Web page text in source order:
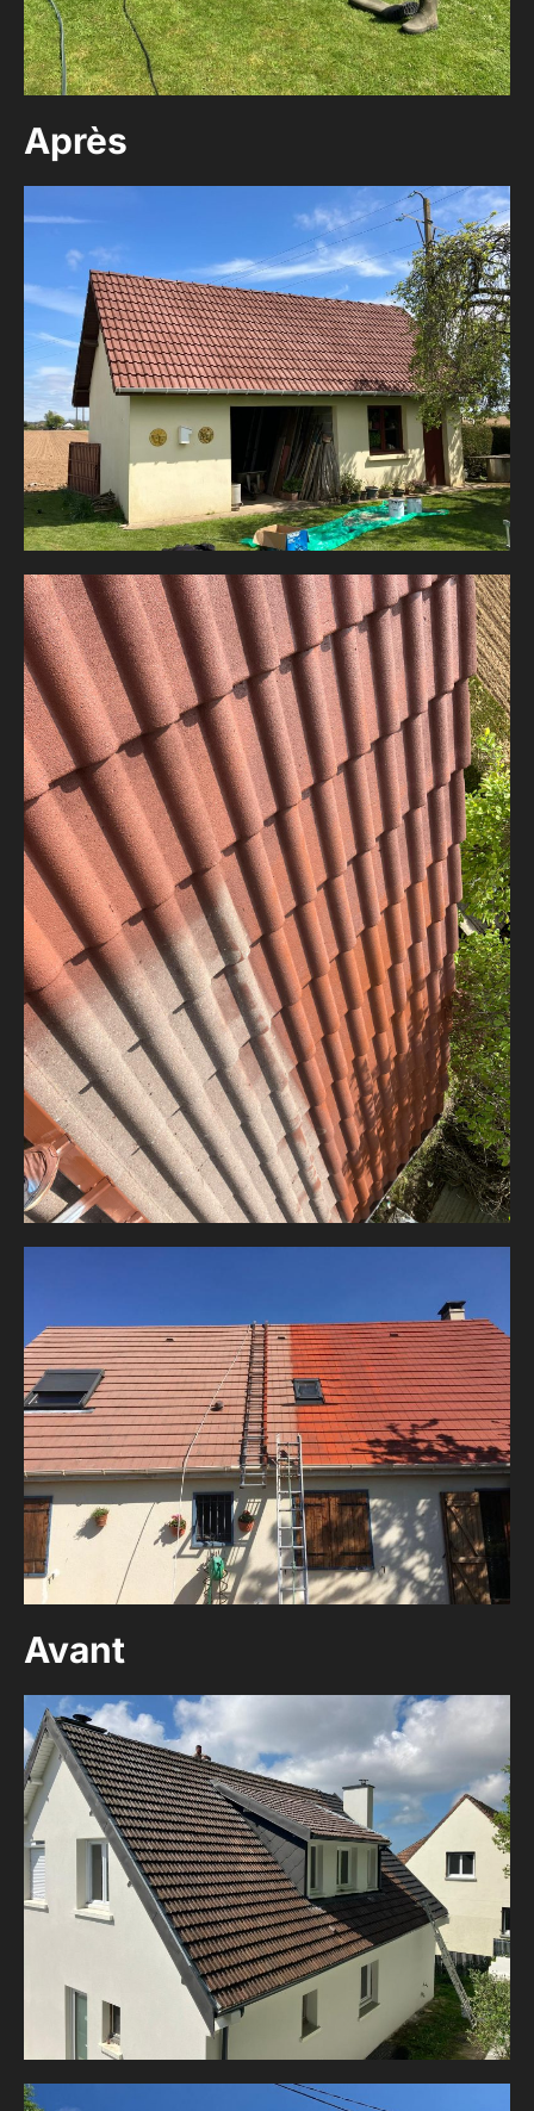
Après
Avant